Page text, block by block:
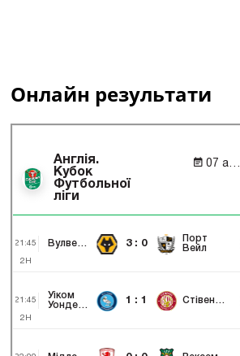
Онлайн результати